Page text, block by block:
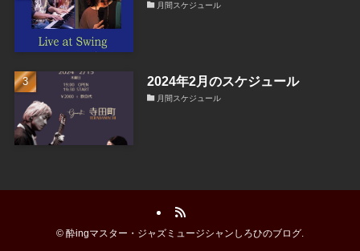
月間スケジュール
2024年2月のスケジュール
月間スケジュール
© 酔ingマスター・ジャズミュージシャンしろひのブログ.